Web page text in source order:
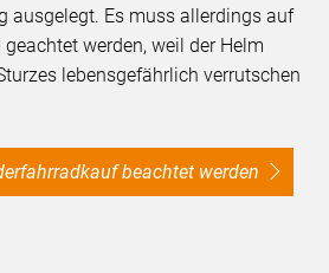
ausgelegt. Es muss allerdings auf
werden, weil der Helm
lebensgefährlich verrutschen
beachtet werden